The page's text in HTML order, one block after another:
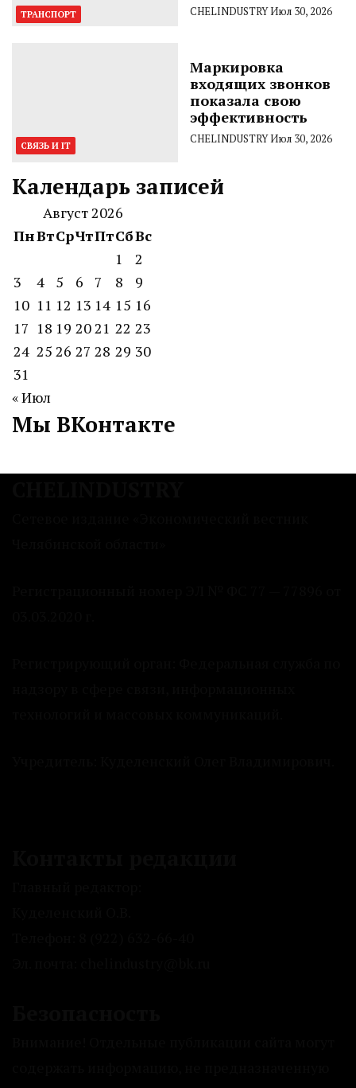
ТРАНСПОРТ CHELINDUSTRYИюл 30, 2026
СВЯЗЬ И IT
Маркировка
входящих звонков
показала свою
эффективность
CHELINDUSTRYИюл 30, 2026
Календарь записей
Август 2026
ПнВтСрЧтПтСбВс
1
2
3
4 5 6 7 8
9
10 11 12 13 14 15 16
17 18 19 2021 22 23
24 25 26 27 28 29 30
31
« Июл
Мы ВКонтакте